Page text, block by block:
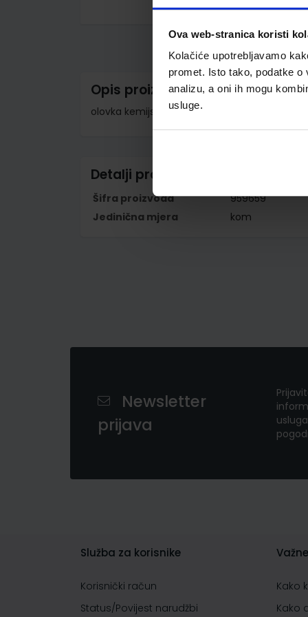
Ova web-stranica koristi
Kolačiće upotrebljavamo
promet. Isto tako, podatke
analizu, a oni ih mogu
usluge.
gallery
Opis proizvoda
olovka kemijska s dva vrha, 4 boje pisanja -
Detalji proizvoda
Šifra proizvoda
959659
Jedinična mjera
kom
Newsletter
prijava
Služba za korisnike
Korisnički račun
Status/Povijest narudžbi
Kako
Kako